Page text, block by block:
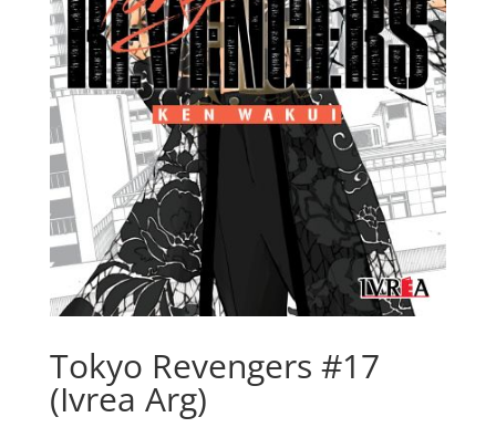
Tokyo Revengers #17
(Ivrea Arg)